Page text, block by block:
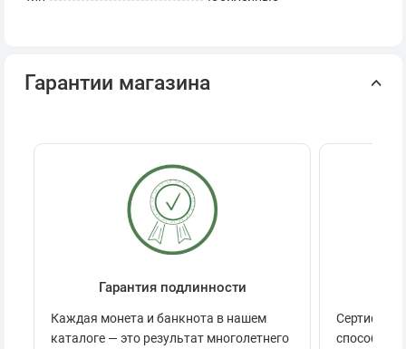
Гарантии магазина
Гарантия подлинности
Каждая монета и банкнота в нашем
каталоге — это результат многолетнего
способов